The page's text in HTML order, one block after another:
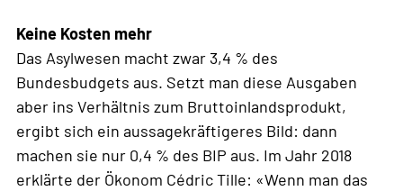
Keine Kosten mehr
Das Asylwesen macht zwar 3,4 % des
Bundesbudgets aus. Setzt man diese Ausgaben
aber ins Verhältnis zum Bruttoinlandsprodukt,
ergibt sich ein aussagekräftigeres Bild: dann
machen sie nur 0,4 % des BIP aus. Im Jahr 2018
erklärte der Ökonom Cédric Tille: «Wenn man das